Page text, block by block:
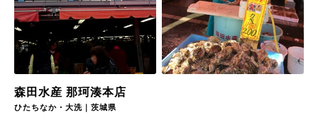
森田水産 那珂湊本店
ひたちなか・大洗｜茨城県